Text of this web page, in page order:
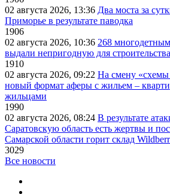
02 августа 2026, 13:36 Два моста за
Приморье в результате паводка
1906
02 августа 2026, 10:36 268
выдали непригодную для
1910
02 августа 2026, 09:22 На смену
новый формат аферы с жильем –
жильцами
1990
02 августа 2026, 08:24 В результате
Саратовскую область есть жертвы и
Самарской области горит склад
3029
Все новости